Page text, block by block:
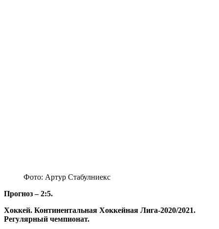
Фото: Артур Стабулниекс
Прогноз – 2:5.
Хоккей. Континентальная Хоккейная Лига-2020/2021.
Регулярный чемпионат.